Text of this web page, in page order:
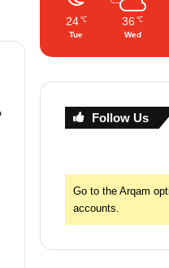
24 ℃
Tue
36 ℃
Wed
Follow Us
Go to the Arqam
accounts.